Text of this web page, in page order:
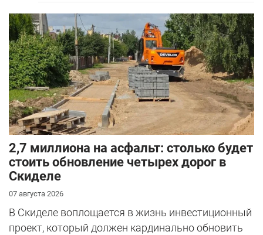
2,7 миллиона на асфальт: столько будет
стоить обновление четырех дорог в
Скиделе
07 августа 2026
В Скиделе воплощается в жизнь инвестиционный
проект, который должен кардинально обновить